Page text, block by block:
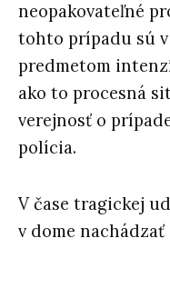
neopakovateľné
tohto prípadu sú
predmetom
ako to procesná
verejnosť o
polícia.
V čase tragickej
v dome nachádzať